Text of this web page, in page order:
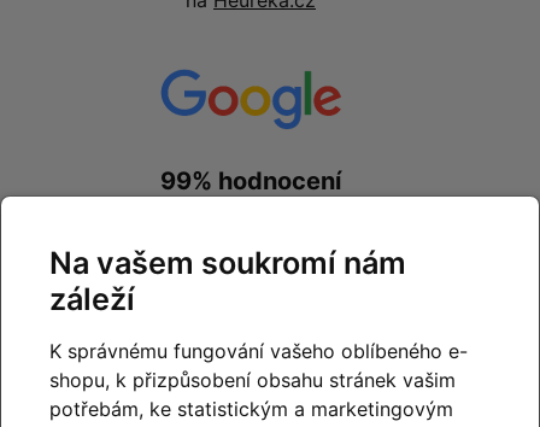
99% hodnocení
prohlédnout hodnocení
Na vašem soukromí nám
záleží
K správnému fungování vašeho oblíbeného e-
shopu, k přizpůsobení obsahu stránek vašim
potřebám, ke statistickým a marketingovým